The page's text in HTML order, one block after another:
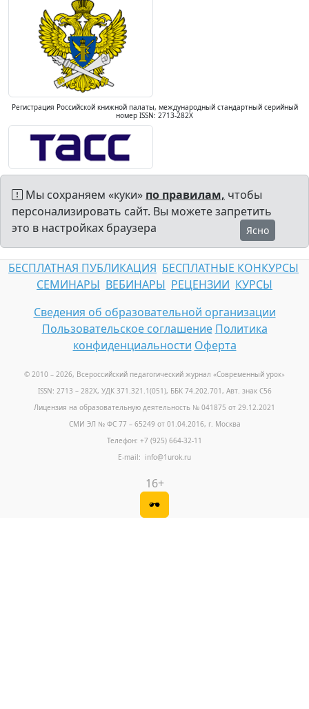
Регистрация Российской книжной палаты, международный стандартный серийный
номер ISSN: 2713-282X
Мы сохраняем «куки» по правилам, чтобы
персонализировать сайт. Вы можете запретить
это в настройках браузера
Ясно
БЕСПЛАТНАЯ ПУБЛИКАЦИЯ БЕСПЛАТНЫЕ КОНКУРСЫ
СЕМИНАРЫ ВЕБИНАРЫ РЕЦЕНЗИИ КУРСЫ
Сведения об образовательной организации
Пользовательское соглашение Политика
конфиденциальности Оферта
© 2010 – 2026, Всероссийский педагогический журнал «Современный урок»
ISSN: 2713 – 282X, УДК 371.321.1(051), ББК 74.202.701, Авт. знак С56
Лицензия на образовательную деятельность № 041875 от 29.12.2021
СМИ ЭЛ № ФС 77 – 65249 от 01.04.2016, г. Москва
Телефон: +7 (925) 664-32-11
E-mail: info@1urok.ru
16+